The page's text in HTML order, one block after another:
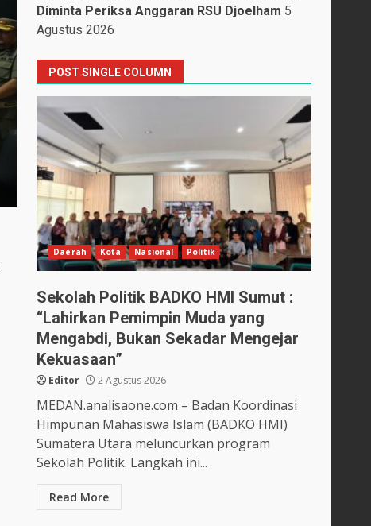
Diminta Periksa Anggaran RSU Djoelham 5
Agustus 2026
POST SINGLE COLUMN
Daerah Kota Nasional Politik
Sekolah Politik BADKO HMI Sumut :
“Lahirkan Pemimpin Muda yang
Mengabdi, Bukan Sekadar Mengejar
Kekuasaan”
Editor 2 Agustus 2026
MEDAN.analisaone.com – Badan Koordinasi
Himpunan Mahasiswa Islam (BADKO HMI)
Sumatera Utara meluncurkan program
Sekolah Politik. Langkah ini...
Read More